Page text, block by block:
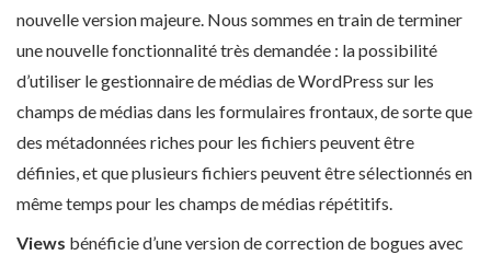
nouvelle version majeure. Nous sommes en train de terminer
une nouvelle fonctionnalité très demandée : la possibilité
d’utiliser le gestionnaire de médias de WordPress sur les
champs de médias dans les formulaires frontaux, de sorte que
des métadonnées riches pour les fichiers peuvent être
définies, et que plusieurs fichiers peuvent être sélectionnés en
même temps pour les champs de médias répétitifs.
Views bénéficie d’une version de correction de bogues avec